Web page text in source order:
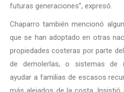
futuras generaciones”, expresó.
Chaparro también mencionó
que se han adoptado en otras
propiedades costeras por parte
de demolerlas, o sistemas de
ayudar a familias de escasos